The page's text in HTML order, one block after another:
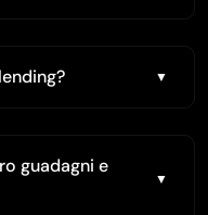
guadagni e